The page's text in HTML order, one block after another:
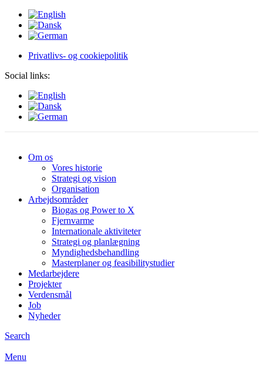
Privatlivs- og cookiepolitik
Social links:
Om os
Vores historie
Strategi og vision
Organisation
Arbejdsområder
Biogas og Power to X
Fjernvarme
Internationale aktiviteter
Strategi og planlægning
Myndighedsbehandling
Masterplaner og feasibilitystudier
Medarbejdere
Projekter
Verdensmål
Job
Nyheder
Search
Menu